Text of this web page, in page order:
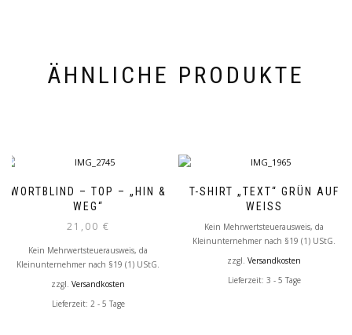
ÄHNLICHE PRODUKTE
WORTBLIND – TOP – „HIN &
WEG“
21,00 €
Kein Mehrwertsteuerausweis, da
Kleinunternehmer nach §19 (1) UStG.
zzgl. Versandkosten
Lieferzeit: 2 - 5 Tage
T-SHIRT „TEXT“ GRÜN AUF
WEISS
Kein Mehrwertsteuerausweis, da
Kleinunternehmer nach §19 (1) UStG.
zzgl. Versandkosten
Lieferzeit: 3 - 5 Tage